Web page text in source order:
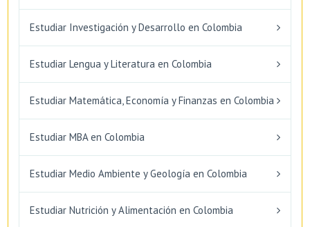
Estudiar Investigación y Desarrollo en Colombia
Estudiar Lengua y Literatura en Colombia
Estudiar Matemática, Economía y Finanzas en Colombia
Estudiar MBA en Colombia
Estudiar Medio Ambiente y Geología en Colombia
Estudiar Nutrición y Alimentación en Colombia